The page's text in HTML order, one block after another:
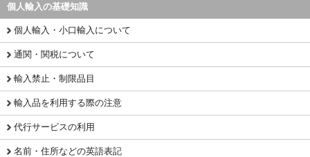
個人輸入の基礎知識
個人輸入・小口輸入について
通関・関税について
輸入禁止・制限品目
輸入品を利用する際の注意
代行サービスの利用
名前・住所などの英語表記